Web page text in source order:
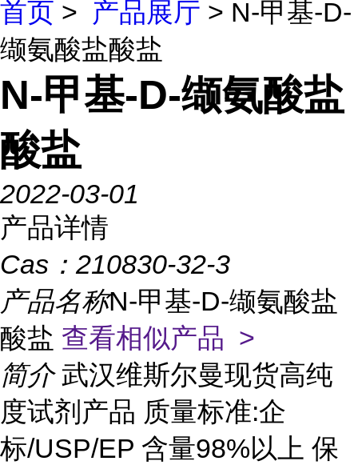
首页 > 产品展厅 > N-甲基-D-
缬氨酸盐酸盐
N-甲基-D-缬氨酸盐
酸盐
2022-03-01
产品详情
Cas： 210830-32-3
产品名称N-甲基-D-缬氨酸盐
酸盐 查看相似产品 >
简介 武汉维斯尔曼现货高纯
度试剂产品 质量标准:企
标/USP/EP 含量98%以上 保